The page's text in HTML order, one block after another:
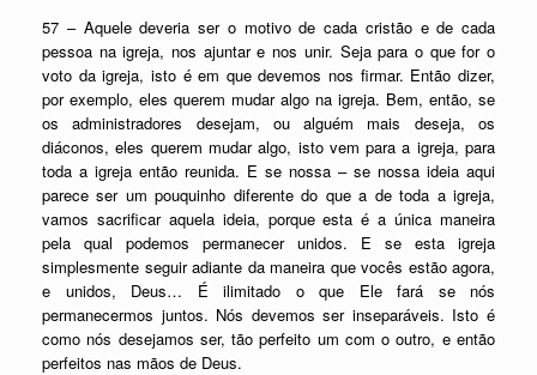
57 – Aquele deveria ser o motivo de cada cristão e de cada
pessoa na igreja, nos ajuntar e nos unir. Seja para o que for o
voto da igreja, isto é em que devemos nos firmar. Então dizer,
por exemplo, eles querem mudar algo na igreja. Bem, então, se
os administradores desejam, ou alguém mais deseja, os
diáconos, eles querem mudar algo, isto vem para a igreja, para
toda a igreja então reunida. E se nossa – se nossa ideia aqui
parece ser um pouquinho diferente do que a de toda a igreja,
vamos sacrificar aquela ideia, porque esta é a única maneira
pela qual podemos permanecer unidos. E se esta igreja
simplesmente seguir adiante da maneira que vocês estão agora,
e unidos, Deus… É ilimitado o que Ele fará se nós
permanecermos juntos. Nós devemos ser inseparáveis. Isto é
como nós desejamos ser, tão perfeito um com o outro, e então
perfeitos nas mãos de Deus.